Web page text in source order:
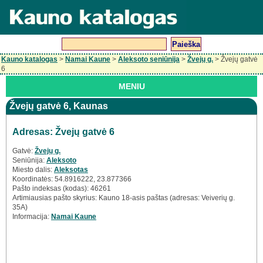
Kauno katalogas > Namai Kaune > Aleksoto seniūnija > Žvejų g. > Žvejų gatvė
6
MENIU
Žvejų gatvė 6, Kaunas
Adresas: Žvejų gatvė 6
Gatvė: Žvejų g.
Seniūnija: Aleksoto
Miesto dalis: Aleksotas
Koordinatės: 54.8916222, 23.877366
Pašto indeksas (kodas): 46261
Artimiausias pašto skyrius: Kauno 18-asis paštas (adresas: Veiverių g.
35A)
Informacija: Namai Kaune